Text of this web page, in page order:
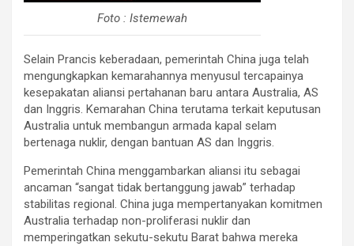
Foto : Istemewah
Selain Prancis keberadaan, pemerintah China juga telah
mengungkapkan kemarahannya menyusul tercapainya
kesepakatan aliansi pertahanan baru antara Australia, AS
dan Inggris. Kemarahan China terutama terkait keputusan
Australia untuk membangun armada kapal selam
bertenaga nuklir, dengan bantuan AS dan Inggris.
Pemerintah China menggambarkan aliansi itu sebagai
ancaman “sangat tidak bertanggung jawab” terhadap
stabilitas regional. China juga mempertanyakan komitmen
Australia terhadap non-proliferasi nuklir dan
memperingatkan sekutu-sekutu Barat bahwa mereka